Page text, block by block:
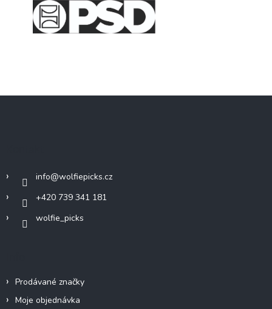
info@wolfiepicks.cz
+420 739 341 181
wolfie_picks
Prodávané značky
Moje objednávka